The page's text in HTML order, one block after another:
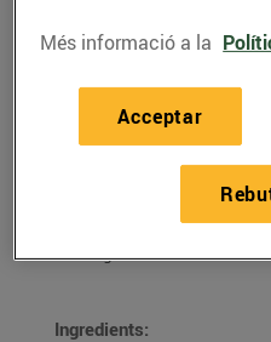
RECEPTES
Lluç al forn
de taronja
27/de gener/2025
Ingredients:
Més informació a la
Acceptar